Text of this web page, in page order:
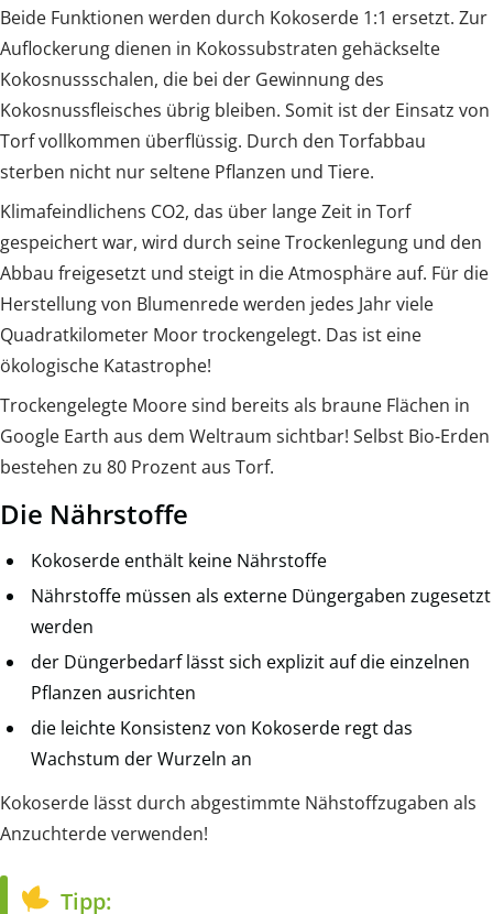
Beide Funktionen werden durch Kokoserde 1:1 ersetzt. Zur
Auflockerung dienen in Kokossubstraten gehäckselte
Kokosnussschalen, die bei der Gewinnung des
Kokosnussfleisches übrig bleiben. Somit ist der Einsatz von
Torf vollkommen überflüssig. Durch den Torfabbau
sterben nicht nur seltene Pflanzen und Tiere.
Klimafeindlichens CO2, das über lange Zeit in Torf
gespeichert war, wird durch seine Trockenlegung und den
Abbau freigesetzt und steigt in die Atmosphäre auf. Für die
Herstellung von Blumenrede werden jedes Jahr viele
Quadratkilometer Moor trockengelegt. Das ist eine
ökologische Katastrophe!
Trockengelegte Moore sind bereits als braune Flächen in
Google Earth aus dem Weltraum sichtbar! Selbst Bio-Erden
bestehen zu 80 Prozent aus Torf.
Die Nährstoffe
Kokoserde enthält keine Nährstoffe
Nährstoffe müssen als externe Düngergaben zugesetzt
werden
der Düngerbedarf lässt sich explizit auf die einzelnen
Pflanzen ausrichten
die leichte Konsistenz von Kokoserde regt das
Wachstum der Wurzeln an
Kokoserde lässt durch abgestimmte Nähstoffzugaben als
Anzuchterde verwenden!
Tipp: